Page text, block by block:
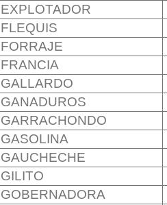
EXPLOTADOR
FLEQUIS
FORRAJE
FRANCIA
GALLARDO
GANADUROS
GARRACHONDO
GASOLINA
GAUCHECHE
GILITO
GOBERNADORA